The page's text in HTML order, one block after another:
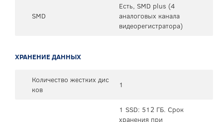
SMD
Есть, SMD plus (4
аналоговых канала
видеорегистратора)
ХРАНЕНИЕ ДАННЫХ
Количество жестких дис
ков
1
1 SSD: 512 ГБ. Срок
хранения при